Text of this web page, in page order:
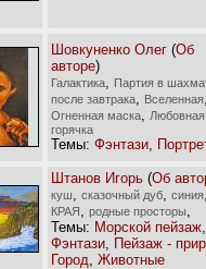
Шовкуненко Олег (Об
авторе)
Галактика
Партия в
после завтрака
Вселенная
Огненная маска
Любовная
горячка
Темы: Фэнтази
Штанов Игорь (Об
куш сказочный дуб синия
КРАЯ родные просторы
Темы: Морской пейзаж
Фэнтази
Пейзаж -
Город Животные